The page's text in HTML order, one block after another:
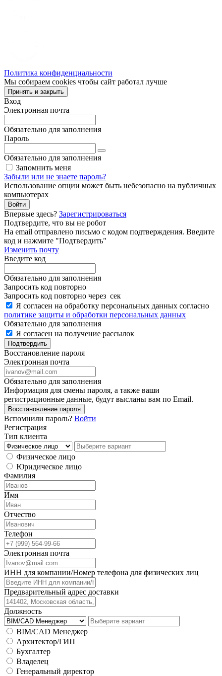
Политика конфиденциальности
Мы собираем cookies чтобы сайт работал лучше
Принять и закрыть
Вход
Электронная почта
Обязательно для заполнения
Пароль
Обязательно для заполнения
Запомнить меня
Забыли или не знаете пароль?
Использование опции может быть небезопасно на публичных
компьютерах
Войти
Впервые здесь? Зарегистрироваться
Подтвердите, что вы не робот
Ha email отправлено письмо с кодом подтверждения. Введите
код и нажмите "Подтвердить"
Изменить почту
Введите код
Обязательно для заполнения
Запросить код повторно
Запросить код повторно через сек
Я согласен на обработку персональных данных согласно
политике защиты и обработки персональных данных
Обязательно для заполнения
Я согласен на получение рассылок
Подтвердить
Восстановление пароля
Электронная почта
Обязательно для заполнения
Информация для смены пароля, а также ваши
регистрационные данные, будут высланы вам по Email.
Восстановление пароля
Вспомнили пароль? Войти
Регистрация
Тип клиента
Физическое лицо
Юридическое лицо
Фамилия
Имя
Отчество
Телефон
Электронная почта
ИНН для компании/Номер телефона для физических лиц
Предварительный адрес доставки
Должность
BIM/CAD Менеджер
Архитектор/ГИП
Бухгалтер
Владелец
Генеральный директор